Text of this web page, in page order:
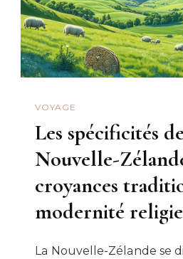
VOYAGE
Les spécificités
Nouvelle-
croyances
modernité
La Nouvelle-Zélande se